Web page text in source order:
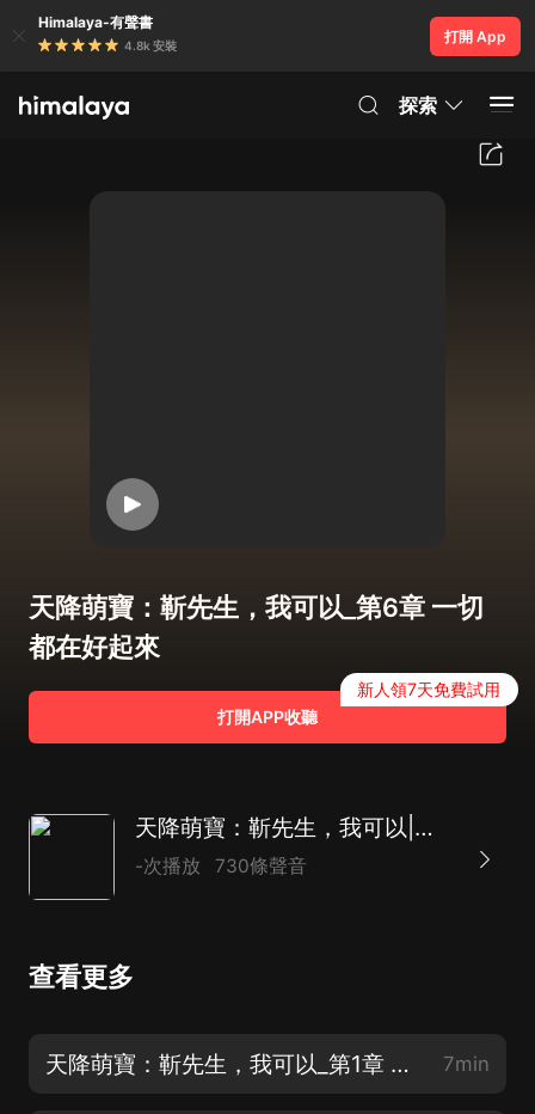
Himalaya-有聲書
4.8k 安裝
打開 App
探索
天降萌寶：靳先生，我可以_第6章 一切
都在好起來
打開APP收聽
新人領7天免費試用
天降萌寶：靳先生，我可以|現言萌寶追妻文|AI多播
-次播放 730條聲音
查看更多
天降萌寶：靳先生，我可以_第1章 孩子不要了？ 7min